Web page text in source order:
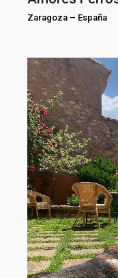
Zaragoza – España